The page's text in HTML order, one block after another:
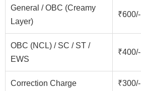
General / OBC (Creamy
Layer)
₹600/-
OBC (NCL) / SC / ST /
EWS
₹400/-
Correction Charge ₹300/-